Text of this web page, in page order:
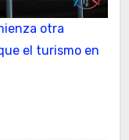
otra
el turismo en